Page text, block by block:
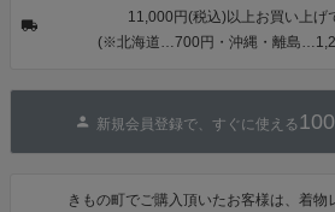
11,000円(税込)以上お買い上げ
(※北海道…700円・沖縄・離島
新規会員登録で、すぐに使える 100
きもの町でご購入頂いたお客様は、着物